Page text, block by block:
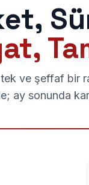
ve şeffaf bir
ay sonunda